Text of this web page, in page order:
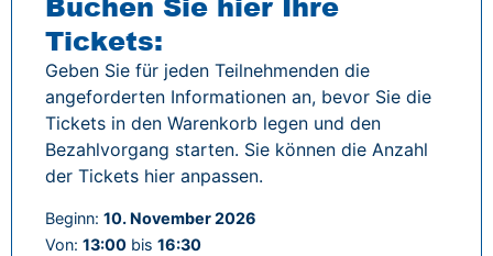
Tickets:
Geben Sie für jeden Teilnehmenden die
angeforderten Informationen an, bevor Sie die
Tickets in den Warenkorb legen und den
Bezahlvorgang starten. Sie können die Anzahl
der Tickets hier anpassen.
Beginn: 10. November 2026
Von: 13:00 bis 16:30